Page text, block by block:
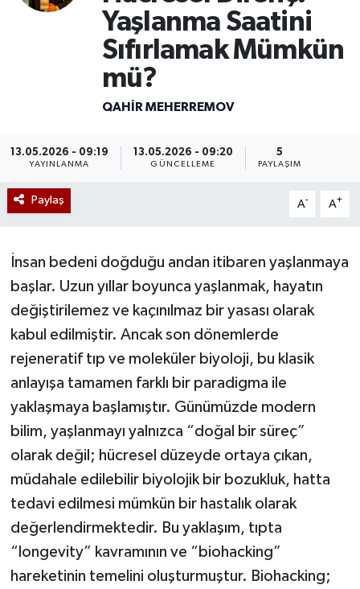
Yaşlanma Saatini
Sıfırlamak Mümkün
mü?
QAHIR MEHERREMOV
13.05.2026 - 09:19
YAYINLANMA
13.05.2026 - 09:20
GÜNCELLEME
5
PAYLAŞIM
Paylaş A- A+
İnsan bedeni doğduğu andan itibaren yaşlanmaya
başlar. Uzun yıllar boyunca yaşlanmak, hayatın
değiştirilemez ve kaçınılmaz bir yasası olarak
kabul edilmiştir. Ancak son dönemlerde
rejeneratif tıp ve moleküler biyoloji, bu klasik
anlayışa tamamen farklı bir paradigma ile
yaklaşmaya başlamıştır. Günümüzde modern
bilim, yaşlanmayı yalnızca “doğal bir süreç”
olarak değil; hücresel düzeyde ortaya çıkan,
müdahale edilebilir biyolojik bir bozukluk, hatta
tedavi edilmesi mümkün bir hastalık olarak
değerlendirmektedir. Bu yaklaşım, tıpta
“longevity” kavramının ve “biohacking”
hareketinin temelini oluşturmuştur. Biohacking;